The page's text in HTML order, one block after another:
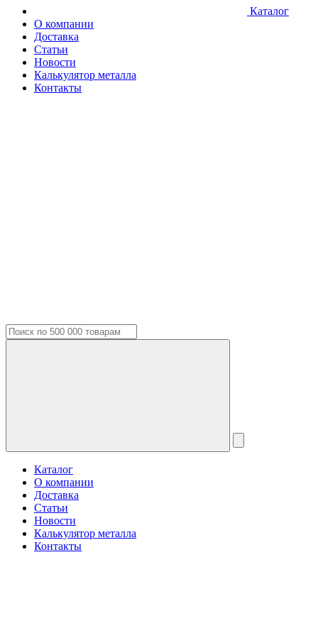
Каталог
О компании
Доставка
Статьи
Новости
Калькулятор металла
Контакты
Каталог
О компании
Доставка
Статьи
Новости
Калькулятор металла
Контакты